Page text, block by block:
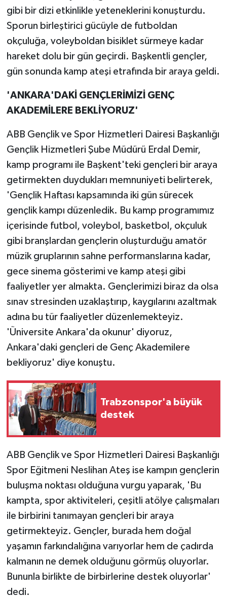
gibi bir dizi etkinlikle yeteneklerini konuşturdu.
Sporun birleştirici gücüyle de futboldan
okçuluğa, voleyboldan bisiklet sürmeye kadar
hareket dolu bir gün geçirdi. Başkentli gençler,
gün sonunda kamp ateşi etrafında bir araya geldi.
'ANKARA'DAKİ GENÇLERİMİZİ GENÇ
AKADEMİLERE BEKLİYORUZ'
ABB Gençlik ve Spor Hizmetleri Dairesi Başkanlığı
Gençlik Hizmetleri Şube Müdürü Erdal Demir,
kamp programı ile Başkent'teki gençleri bir araya
getirmekten duydukları memnuniyeti belirterek,
'Gençlik Haftası kapsamında iki gün sürecek
gençlik kampı düzenledik. Bu kamp programımız
içerisinde futbol, voleybol, basketbol, okçuluk
gibi branşlardan gençlerin oluşturduğu amatör
müzik gruplarının sahne performanslarına kadar,
gece sinema gösterimi ve kamp ateşi gibi
faaliyetler yer almakta. Gençlerimizi biraz da olsa
sınav stresinden uzaklaştırıp, kaygılarını azaltmak
adına bu tür faaliyetler düzenlemekteyiz.
'Üniversite Ankara'da okunur' diyoruz,
Ankara'daki gençleri de Genç Akademilere
bekliyoruz' diye konuştu.
Trabzonspor'a büyük
destek
ABB Gençlik ve Spor Hizmetleri Dairesi Başkanlığı
Spor Eğitmeni Neslihan Ateş ise kampın gençlerin
buluşma noktası olduğuna vurgu yaparak, 'Bu
kampta, spor aktiviteleri, çeşitli atölye çalışmaları
ile birbirini tanımayan gençleri bir araya
getirmekteyiz. Gençler, burada hem doğal
yaşamın farkındalığına varıyorlar hem de çadırda
kalmanın ne demek olduğunu görmüş oluyorlar.
Bununla birlikte de birbirlerine destek oluyorlar'
dedi.